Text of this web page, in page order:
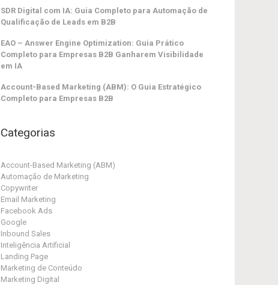
SDR Digital com IA: Guia Completo para Automação de
Qualificação de Leads em B2B
EAO – Answer Engine Optimization: Guia Prático
Completo para Empresas B2B Ganharem Visibilidade
em IA
Account-Based Marketing (ABM): O Guia Estratégico
Completo para Empresas B2B
Categorias
Account-Based Marketing (ABM)
Automação de Marketing
Copywriter
Email Marketing
Facebook Ads
Google
Inbound Sales
Inteligência Artificial
Landing Page
Marketing de Conteúdo
Marketing Digital